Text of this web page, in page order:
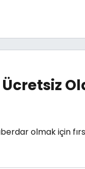
olmak için